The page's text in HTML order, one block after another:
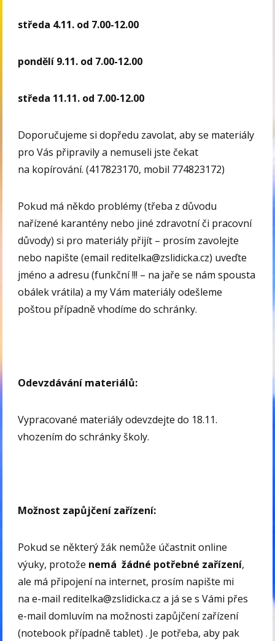
středa 4.11. od 7.00-12.00
pondělí 9.11. od 7.00-12.00
středa 11.11. od 7.00-12.00
Doporučujeme si dopředu zavolat, aby se materiály
pro Vás připravily a nemuseli jste čekat
na kopírování. (417823170, mobil 774823172)
Pokud má někdo problémy (třeba z důvodu
nařízené karantény nebo jiné zdravotní či pracovní
důvody) si pro materiály přijít – prosím zavolejte
nebo napište (email reditelka@zslidicka.cz) uveďte
jméno a adresu (funkční !!! – na jaře se nám spousta
obálek vrátila) a my Vám materiály odešleme
poštou případně vhodíme do schránky.
Odevzdávání materiálů:
Vypracované materiály odevzdejte do 18.11.
vhozením do schránky školy.
Možnost zapůjčení zařízení:
Pokud se některý žák nemůže účastnit online
výuky, protože nemá žádné potřebné zařízení,
ale má připojení na internet, prosím napište mi
na e-mail reditelka@zslidicka.cz a já se s Vámi přes
e-mail domluvím na možnosti zapůjčení zařízení
(notebook případně tablet) . Je potřeba, aby pak